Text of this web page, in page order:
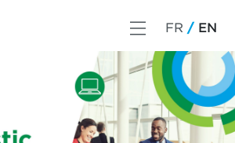
FR EN